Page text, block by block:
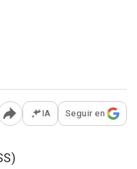
Abrir opciones para
IA Seguir en